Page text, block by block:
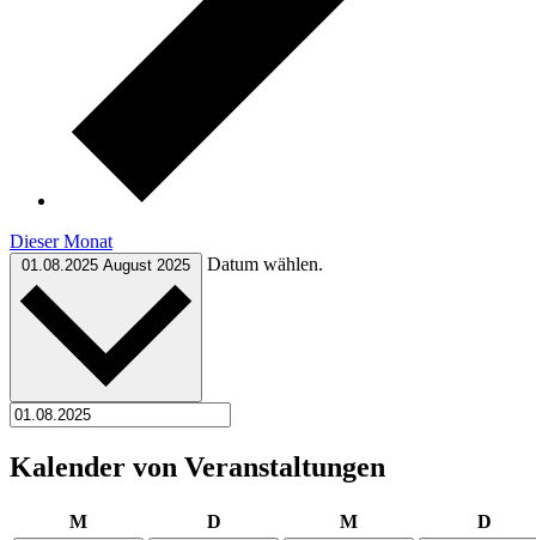
Dieser Monat
01.08.2025 August 2025 Datum wählen.
Kalender von Veranstaltungen
MMontag DDienstag MMittwoch D